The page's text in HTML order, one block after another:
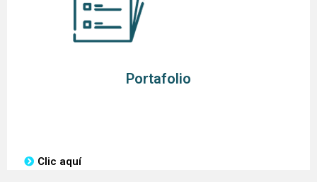
Portafolio
Clic aquí